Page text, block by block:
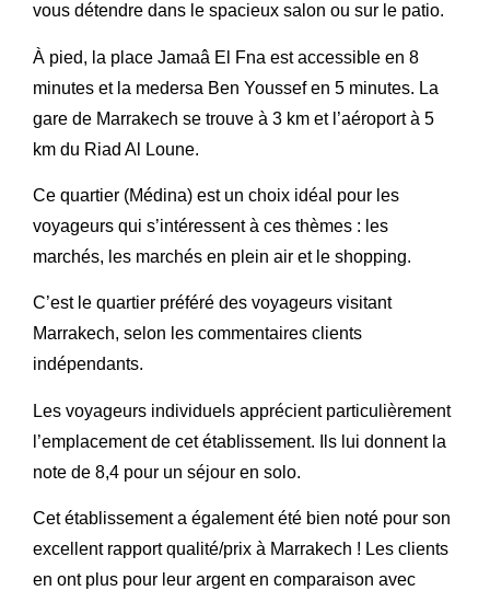
vous détendre dans le spacieux salon ou sur le patio.
À pied, la place Jamaâ El Fna est accessible en 8
minutes et la medersa Ben Youssef en 5 minutes. La
gare de Marrakech se trouve à 3 km et l’aéroport à 5
km du Riad Al Loune.
Ce quartier (Médina) est un choix idéal pour les
voyageurs qui s’intéressent à ces thèmes : les
marchés, les marchés en plein air et le shopping.
C’est le quartier préféré des voyageurs visitant
Marrakech, selon les commentaires clients
indépendants.
Les voyageurs individuels apprécient particulièrement
l’emplacement de cet établissement. Ils lui donnent la
note de 8,4 pour un séjour en solo.
Cet établissement a également été bien noté pour son
excellent rapport qualité/prix à Marrakech ! Les clients
en ont plus pour leur argent en comparaison avec